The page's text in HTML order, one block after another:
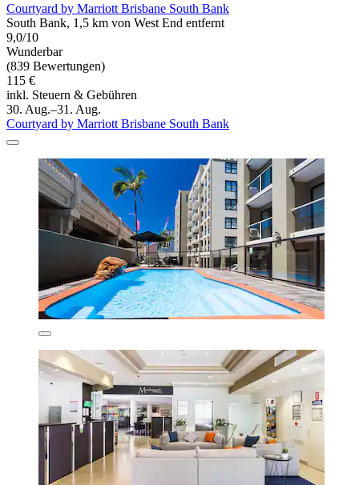
Courtyard by Marriott Brisbane South Bank
South Bank, 1,5 km von West End entfernt
9,0/10
Wunderbar
(839 Bewertungen)
115 €
inkl. Steuern & Gebühren
30. Aug.–31. Aug.
Courtyard by Marriott Brisbane South Bank